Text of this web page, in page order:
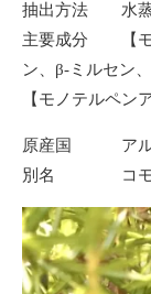
抽出方法 水蒸
主要成分 【モ
ン、β-ミルセン
【モノテルペン
原産国 アルバ
別名 コモンジ